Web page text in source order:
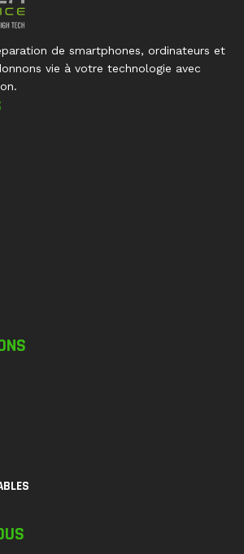
de smartphones, ordinateurs et
vie à votre technologie avec